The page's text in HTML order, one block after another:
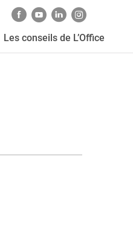
Les conseils de L’Office